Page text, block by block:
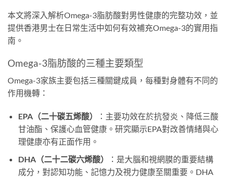
本文將深入解析Omega-3脂肪酸對男性健康的完整功效，並
提供香港男士在日常生活中如何有效補充Omega-3的實用指
南。
Omega-3脂肪酸的三種主要類型
Omega-3家族主要包括三種關鍵成員，每種對身體有不同的
作用機轉：
EPA（二十碳五烯酸）
：主要功效在於抗發炎、降低三酸
甘油酯、保護心血管健康。研究顯示EPA對改善情緒與心
理健康亦有正面作用。
DHA（二十二碳六烯酸）
：是大腦和視網膜的重要結構
成分，對認知功能、記憶力及視力健康至關重要。DHA